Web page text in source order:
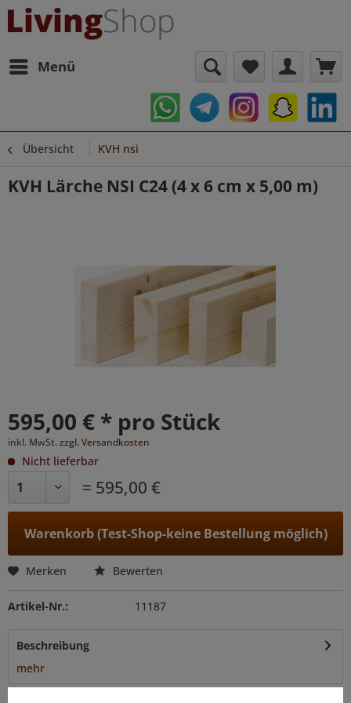
Menü
Übersicht KVH nsi
KVH Lärche NSI C24 (4 x 6 cm x 5,00 m)
595,00 € * pro Stück
inkl. MwSt. zzgl. Versandkosten
Nicht lieferbar
= 595,00 €
Warenkorb (Test-Shop-keine Bestellung möglich)
Merken Bewerten
Artikel-Nr.: 11187
Beschreibung
mehr